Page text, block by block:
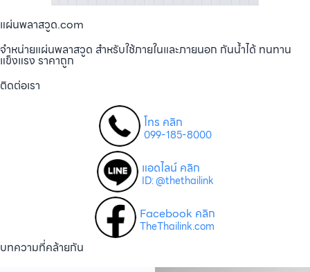
แผ่นพลาสวูด.com
จำหน่ายแผ่นพลาสวูด สำหรับใช้ภายในและภายนอก กันน้ำได้ ทนทาน
แข็งแรง ราคาถูก
ติดต่อเรา
โทร คลิก
099-185-8000
แอดไลน์ คลิก
ID: @thethailink
Facebook คลิก
TheThailink.com
บทความที่คล้ายกัน